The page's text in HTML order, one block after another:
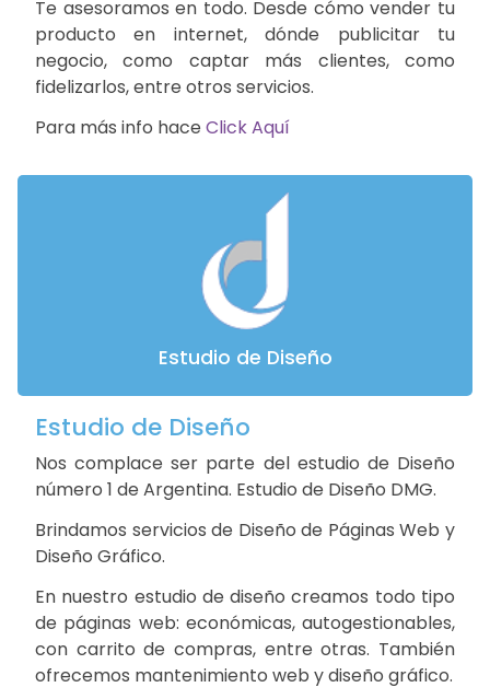
Te asesoramos en todo. Desde cómo vender tu
producto en internet, dónde publicitar tu
negocio, como captar más clientes, como
fidelizarlos, entre otros servicios.
Para más info hace Click Aquí
Estudio de Diseño
Estudio de Diseño
Nos complace ser parte del estudio de Diseño
número 1 de Argentina. Estudio de Diseño DMG.
Brindamos servicios de Diseño de Páginas Web y
Diseño Gráfico.
En nuestro estudio de diseño creamos todo tipo
de páginas web: económicas, autogestionables,
con carrito de compras, entre otras. También
ofrecemos mantenimiento web y diseño gráfico.